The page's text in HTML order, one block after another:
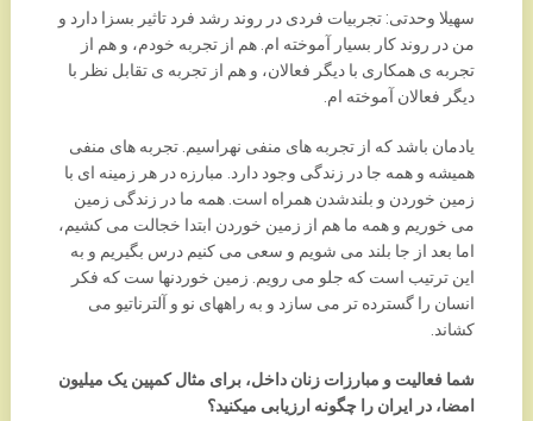
سهیلا وحدتی: تجربیات فردی در روند رشد فرد تاثیر بسزا دارد و
من در روند کار بسیار آموخته ام. هم از تجربه خودم، و هم از
تجربه ی همکاری با دیگر فعالان، و هم از تجربه ی تقابل نظر با
دیگر فعالان آموخته ام.
یادمان باشد که از تجربه های منفی نهراسیم. تجربه های منفی
همیشه و همه جا در زندگی وجود دارد. مبارزه در هر زمینه ای با
زمین خوردن و بلندشدن همراه است. همه ما در زندگی زمین
می خوریم و همه ما هم از زمین خوردن ابتدا خجالت می کشیم،
اما بعد از جا بلند می شویم و سعی می کنیم درس بگیریم و به
این ترتیب است که جلو می رویم. زمین خوردنها ست که فکر
انسان را گسترده تر می سازد و به راههای نو و آلترناتیو می
کشاند.
شما فعالیت و مبارزات زنان داخل، برای مثال کمپین یک میلیون
امضا، در ایران را چگونه ارزیابی میکنید؟